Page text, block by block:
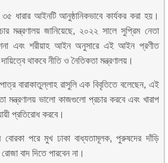
আইনটি আনুষ্ঠানিকভাবে কার্যকর করা হয়।
মন্ত্রণালয় জানিয়েছে, ২০২২ সালে সুপ্রিম নেতা
এবং শরীয়াহ আইন অনুসারে এই আইন প্রণীত
থাকবে নীতি ও নৈতিকতা মন্ত্রণালয়।
বারাকাতুল্লাহ রাসুলি এক বিবৃতিতে বলেছেন, এই
মন্ত্রণালয় ভালো কাজগুলো প্রচার করবে এবং খারাপ
প্রতিরোধ করবে।
পরে মুখ ঢাকা বাধ্যতামূলক, পুরুষদের দাঁড়ি
বাদ দিতে পারবেন না।